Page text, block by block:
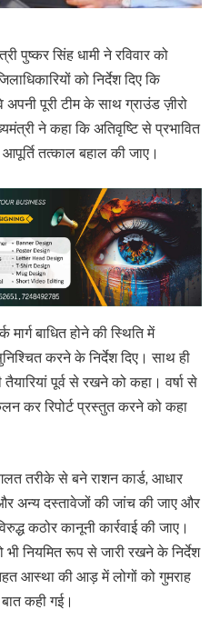
पुष्कर सिंह धामी ने रविवार को
को निर्देश दिए कि
अपनी पूरी टीम के साथ ग्राउंड ज़ीरो
ने कहा कि अतिवृष्टि से प्रभावित
तत्काल बहाल की जाए।
मार्ग बाधित होने की स्थिति में
करने के निर्देश दिए। साथ ही
पूर्व से रखने को कहा। वर्षा से
कर रिपोर्ट प्रस्तुत करने को कहा
तरीके से बने राशन कार्ड, आधार
और अन्य दस्तावेजों की जांच की जाए और
कठोर कानूनी कार्रवाई की जाए।
नियमित रूप से जारी रखने के निर्देश
आस्था की आड़ में लोगों को गुमराह
कही गई।